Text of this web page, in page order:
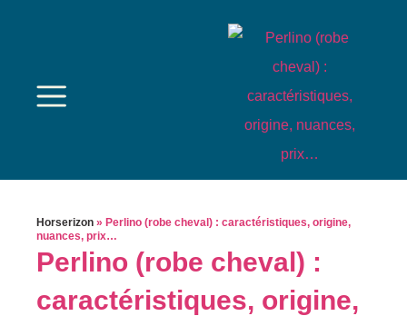
Horserizon » Perlino (robe cheval) : caractéristiques, origine,
nuances, prix…
Perlino (robe cheval) :
caractéristiques, origine,